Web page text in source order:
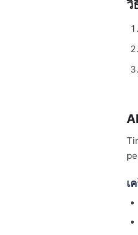
วิ
เ